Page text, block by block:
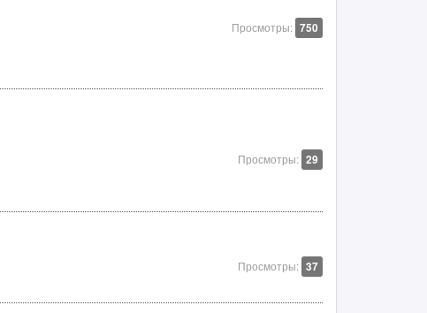
Просмотры: 750
Просмотры: 29
Просмотры: 37